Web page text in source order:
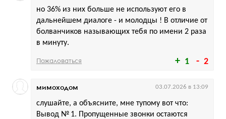
1 2
но 36% из них больше не используют его в
дальнейшем диалоге - и молодцы ! В отличие от
болванчиков называющих тебя по имени 2 раза
в минуту.
Пожаловаться
слушайте, а объясните, мне тупому вот что:
Вывод № 1. Пропущенные звонки остаются
мимоходом 03.07.2026 в 13:09